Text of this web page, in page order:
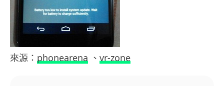
來源： phonearena 、 vr-zone